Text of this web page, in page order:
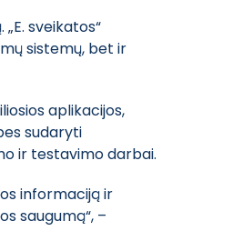
sveikatos“
sistemų, bet ir
aplikacijos,
sudaryti
ir testavimo darbai.
informaciją ir
saugumą“, –